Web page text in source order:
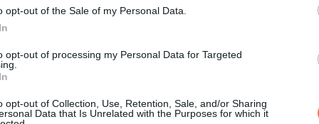
opt-out of the Sale of my Personal Data.
opt-out of processing my Personal Data for Targeted
opt-out of Collection, Use, Retention, Sale, and/or Sharing
Data that Is Unrelated with the Purposes for which it